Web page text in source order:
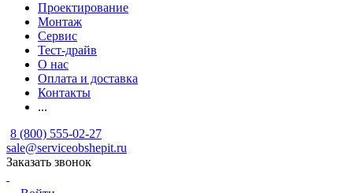
Проектирование
Монтаж
Сервис
Тест-драйв
О нас
Оплата и доставка
Контакты
...
8 (800) 555-02-27
sale@serviceobshepit.ru
Заказать звонок